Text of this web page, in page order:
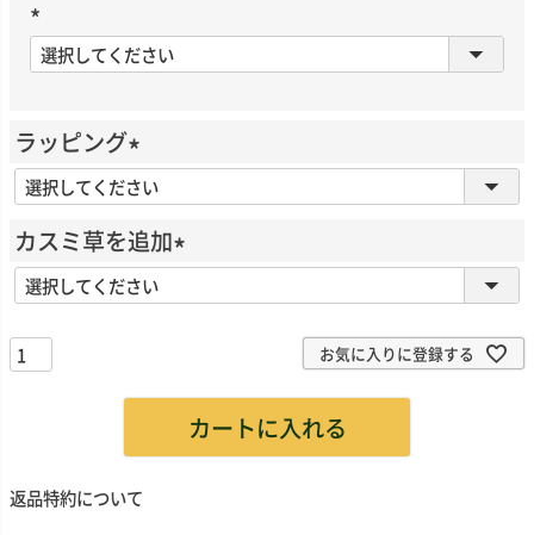
必
)
ラッピング
(
須
)
カスミ草を追加
お気に入りに登録する
カートに入れる
返品特約について